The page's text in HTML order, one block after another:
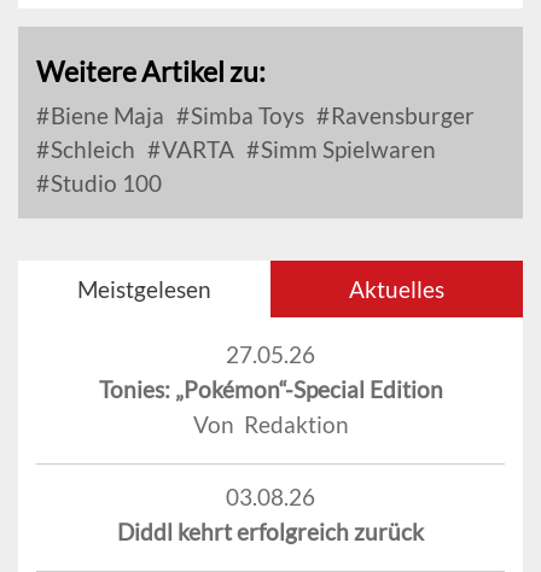
Weitere Artikel zu:
Biene Maja Simba Toys
Ravensburger
Schleich
VARTA
Simm Spielwaren
Studio 100
Meistgelesen Aktuelles
27.05.26
Tonies: „Pokémon“-Special Edition
Von Redaktion
03.08.26
Diddl kehrt erfolgreich zurück